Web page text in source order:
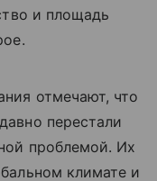
и площадь
отмечают, что
перестали
проблемой. Их
климате и